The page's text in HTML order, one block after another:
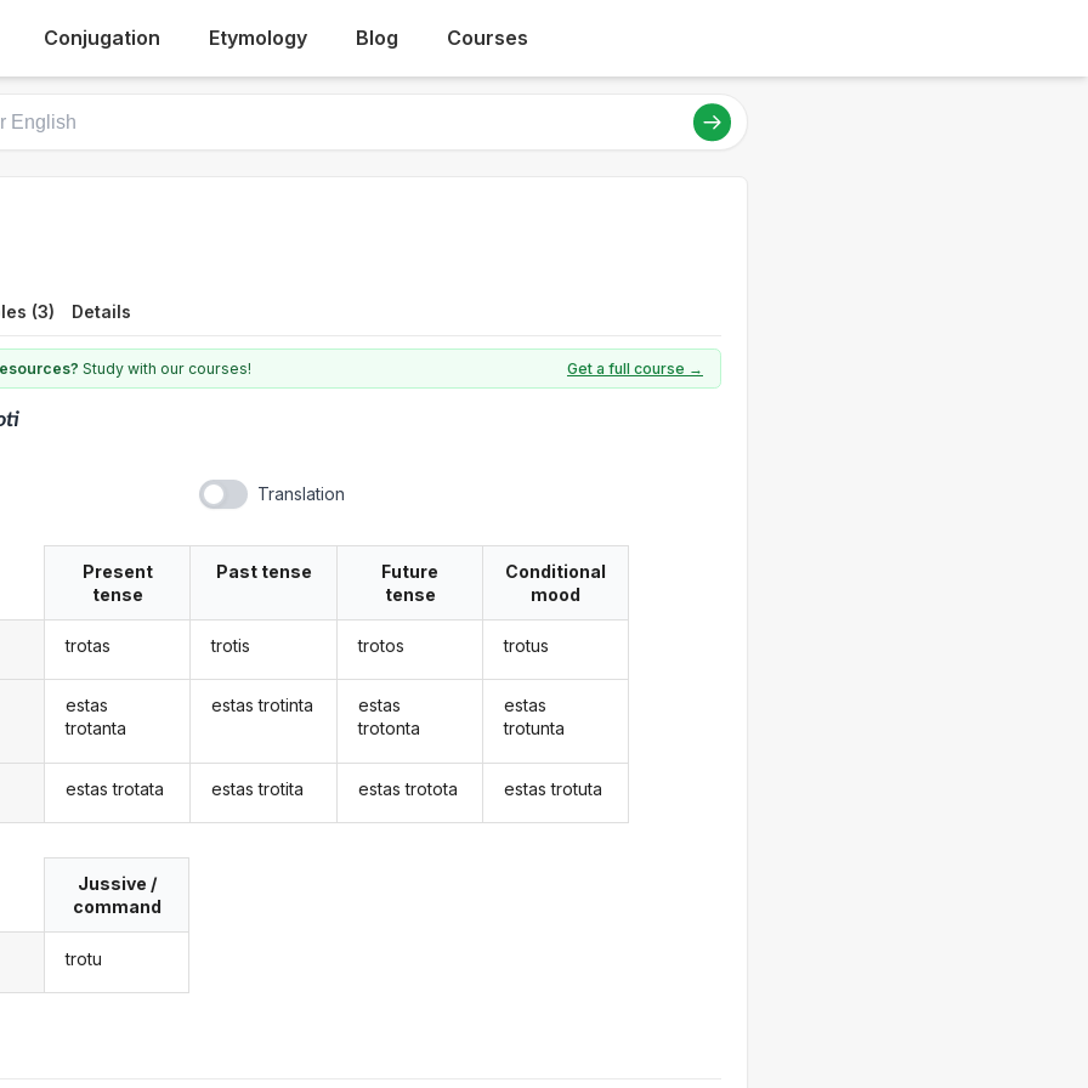
Conjugation Etymology Blog Courses
(3) Details
Study with our courses! Get a full course →
Translation
Present
tense
trotas
estas
trotanta
estas trotata
Past tense
trotis
estas trotinta
estas trotita
Future
tense
trotos
estas
trotonta
estas trotota
Conditional
mood
trotus
estas
trotunta
estas trotuta
Jussive /
command
trotu